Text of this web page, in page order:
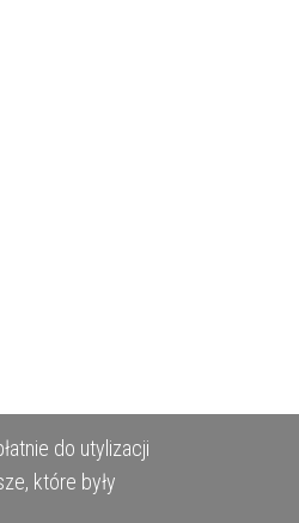
do utylizacji
które były